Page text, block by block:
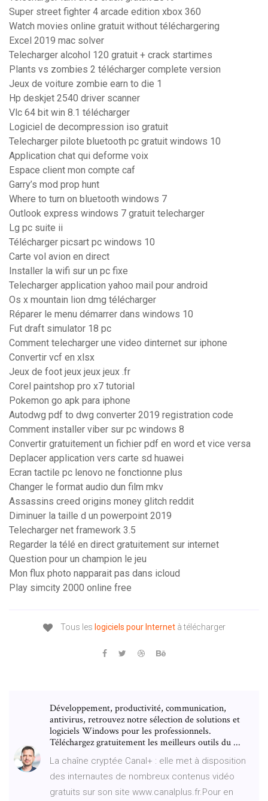
Super street fighter 4 arcade edition xbox 360
Watch movies online gratuit without téléchargering
Excel 2019 mac solver
Telecharger alcohol 120 gratuit + crack startimes
Plants vs zombies 2 télécharger complete version
Jeux de voiture zombie earn to die 1
Hp deskjet 2540 driver scanner
Vlc 64 bit win 8.1 télécharger
Logiciel de decompression iso gratuit
Telecharger pilote bluetooth pc gratuit windows 10
Application chat qui deforme voix
Espace client mon compte caf
Garry’s mod prop hunt
Where to turn on bluetooth windows 7
Outlook express windows 7 gratuit telecharger
Lg pc suite ii
Télécharger picsart pc windows 10
Carte vol avion en direct
Installer la wifi sur un pc fixe
Telecharger application yahoo mail pour android
Os x mountain lion dmg télécharger
Réparer le menu démarrer dans windows 10
Fut draft simulator 18 pc
Comment telecharger une video dinternet sur iphone
Convertir vcf en xlsx
Jeux de foot jeux jeux jeux .fr
Corel paintshop pro x7 tutorial
Pokemon go apk para iphone
Autodwg pdf to dwg converter 2019 registration code
Comment installer viber sur pc windows 8
Convertir gratuitement un fichier pdf en word et vice versa
Deplacer application vers carte sd huawei
Ecran tactile pc lenovo ne fonctionne plus
Changer le format audio dun film mkv
Assassins creed origins money glitch reddit
Diminuer la taille d un powerpoint 2019
Telecharger net framework 3.5
Regarder la télé en direct gratuitement sur internet
Question pour un champion le jeu
Mon flux photo napparait pas dans icloud
Play simcity 2000 online free
Tous les logiciels pour Internetà télécharger
Développement, productivité, communication,
antivirus, retrouvez notre sélection de solutions et
logiciels Windows pour les professionnels.
Téléchargez gratuitement les meilleurs outils du ...
La chaîne cryptée Canal+ : elle met à disposition
des internautes de nombreux contenus vidéo
gratuits sur son site www.canalplus.fr.Pour en